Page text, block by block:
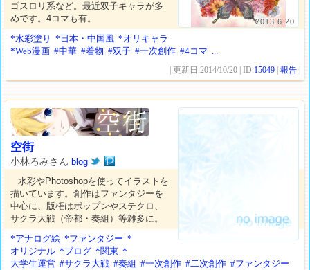
2013.6.20
ゴスロリ系など。最近双子キャラが多
めです。4コマも有。
*水彩塗り
*日本・中国風 *オリキャラ
*Web漫画 #中華 #着物 #双子 #一次創作 #4コマ ...
| 更新日:2014/10/20 | ID:15049 |報告
空街
小林ろみさんblog
水彩やPhotoshopを使ってイラストを
描いています。創作はファンタジーを
中心に、版権はポップンやステクロ、
サクラ大戦（帝都・奏組）等雑多に。
*アナログ絵 *ファンタジー *
オリジナル *ブログ *関東 *
大学生運営 #サクラ大戦 #奏組 #一次創作 #二次創作 #ファンタジー